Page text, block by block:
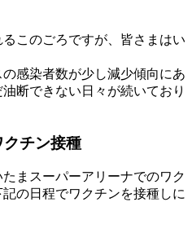
このごろですが、皆さまはい
感染者数が少し減少傾向にあ
断できない日々が続いており
チン接種
まスーパーアリーナでのワク
の日程でワクチンを接種しに